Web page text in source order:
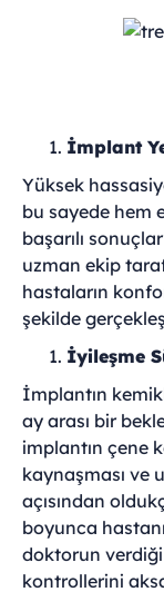
İmplant
Yüksek
bu sayede hem
başarılı
uzman ekip
hastaların
şekilde
İyileşme
İmplantın
ay arası bir
implantın çene
kaynaşması ve
açısından
boyunca
doktorun
kontrollerini